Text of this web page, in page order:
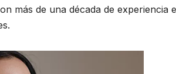
más de una década de experiencia